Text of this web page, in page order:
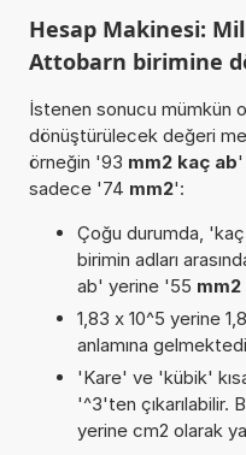
Hesap Makinesi:
Attobarn birimine
İstenen sonucu mümkün
dönüştürülecek değeri
örneğin '93 mm2 kaç ab'
sadece '74 mm2':
Çoğu durumda,
birimin adları
ab' yerine '55 mm2
1,83 x 10^5 yerine
anlamına
'Kare' ve 'kübik'
'^3'ten çıkarılabilir.
yerine cm2 olarak